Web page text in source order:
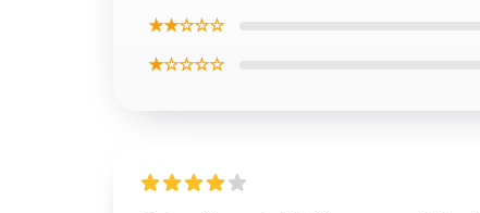
★★☆☆☆
★☆☆☆☆